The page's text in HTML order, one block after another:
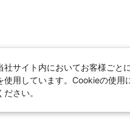
社サイト内においてお客様ごと
使用しています。Cookieの使用
ださい。